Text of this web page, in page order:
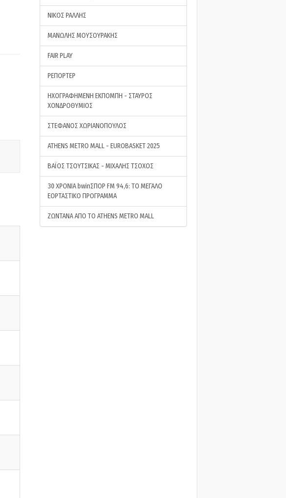
ΝΙΚΟΣ ΡΑΛΛΗΣ
ΜΑΝΩΛΗΣ ΜΟΥΣΟΥΡΑΚΗΣ
FAIR PLAY
ΡΕΠΟΡΤΕΡ
ΗΧΟΓΡΑΦΗΜΕΝΗ ΕΚΠΟΜΠΗ - ΣΤΑΥΡΟΣ
ΧΟΝΔΡΟΘΥΜΙΟΣ
ΣΤΕΦΑΝΟΣ ΧΩΡΙΑΝΟΠΟΥΛΟΣ
ATHENS METRO MALL - EUROBASKET 2025
ΒΑΪΟΣ ΤΣΟΥΤΣΙΚΑΣ - ΜΙΧΑΛΗΣ ΤΣΟΧΟΣ
30 ΧΡΟΝΙΑ bwinΣΠΟΡ FM 94,6: ΤΟ ΜΕΓΑΛΟ
ΕΟΡΤΑΣΤΙΚΟ ΠΡΟΓΡΑΜΜΑ
ΖΩΝΤΑΝΑ ΑΠΟ ΤΟ ATHENS METRO MALL